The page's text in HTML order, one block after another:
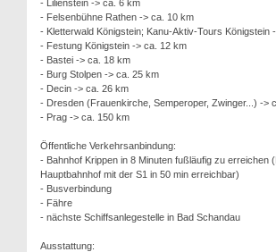
- Lilienstein -> ca. 6 km
- Felsenbühne Rathen -> ca. 10 km
- Kletterwald Königstein; Kanu-Aktiv-Tours Königstein
- Festung Königstein -> ca. 12 km
- Bastei -> ca. 18 km
- Burg Stolpen -> ca. 25 km
- Decin -> ca. 26 km
- Dresden (Frauenkirche, Semperoper, Zwinger...) ->
- Prag -> ca. 150 km
Öffentliche Verkehrsanbindung:
- Bahnhof Krippen in 8 Minuten fußläufig zu erreichen
Hauptbahnhof mit der S1 in 50 min erreichbar)
- Busverbindung
- Fähre
- nächste Schiffsanlegestelle in Bad Schandau
Ausstattung: